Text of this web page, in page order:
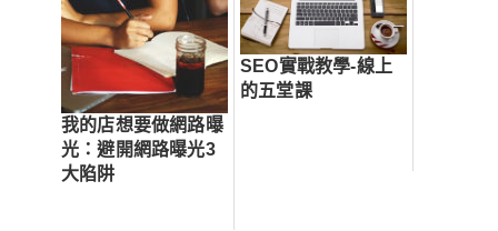
我的店想要做網路曝
光：避開網路曝光3
大陷阱
SEO實戰教學-線上
的五堂課